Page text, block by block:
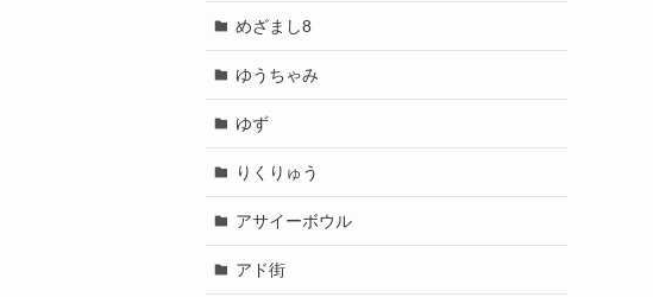
めざまし8
ゆうちゃみ
ゆず
りくりゅう
アサイーボウル
アド街